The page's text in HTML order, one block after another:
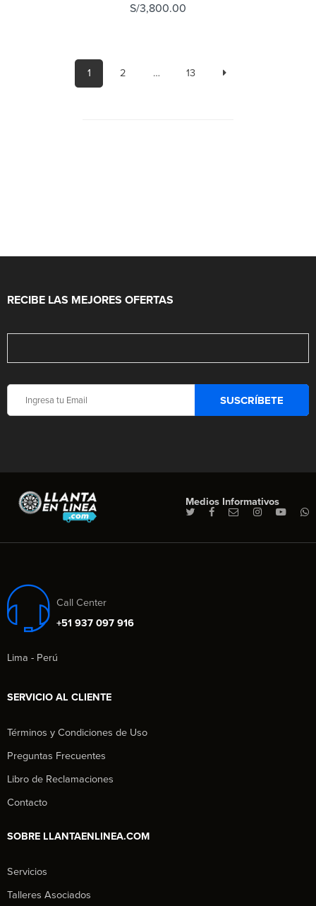
S/3,800.00
1 2 … 13
RECIBE LAS MEJORES OFERTAS
Medios Informativos
Call Center
+51 937 097 916
Lima - Perú
SERVICIO AL CLIENTE
Términos y Condiciones de Uso
Preguntas Frecuentes
Libro de Reclamaciones
Contacto
SOBRE LLANTAENLINEA.COM
Servicios
Talleres Asociados